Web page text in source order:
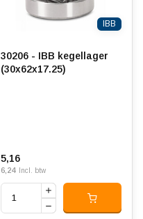
IBB
30206 - IBB kegellager
(30x62x17.25)
5,16
6,24 Incl. btw